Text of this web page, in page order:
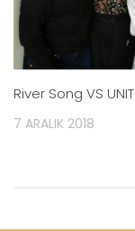
River Song VS UNIT
7 ARALIK 2018